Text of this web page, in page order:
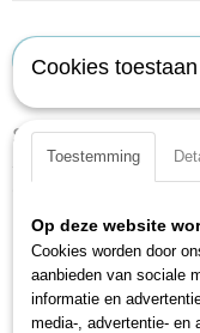
IN
Specificaties
Productcode
EAN code
4000896019601
Productcode leverancier
428LG-8
Lange uitvoering
Ergonmische
Oppervlak:
Made in Germany
Cookies
Toestemming
Op deze website
Cookies worden door
aanbieden van sociale
informatie en
media-, advertentie- en